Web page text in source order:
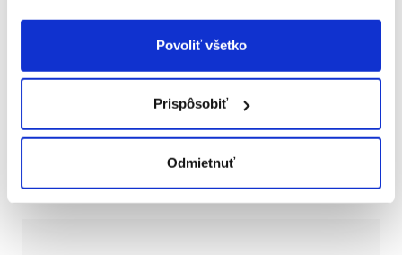
Povoliť všetko
Prispôsobiť
Odmietnuť
ISIC klasik (od 6 rokov) – nový nečipový
preukaz ZŠ
(+3,15 € doručenie kuriérom)
13,00€